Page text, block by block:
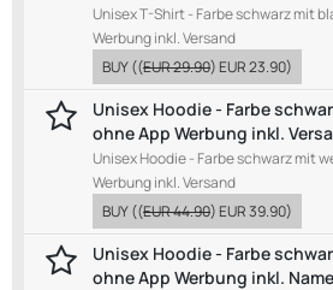
Unisex T-Shirt - Farbe schwarz mit
Werbung inkl. Versand
BUY((EUR 29.90)EUR 23.90)
Unisex Hoodie - Farbe
ohne App Werbung inkl.
Unisex Hoodie - Farbe schwarz mit
Werbung inkl. Versand
BUY((EUR 44.90)EUR 39.90)
Unisex Hoodie - Farbe
ohne App Werbung inkl.